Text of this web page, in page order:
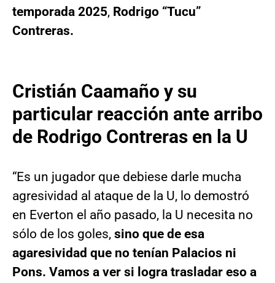
temporada 2025, Rodrigo “Tucu”
Contreras.
Cristián Caamaño y su
particular reacción ante arribo
de Rodrigo Contreras en la U
“Es un jugador que debiese darle mucha
agresividad al ataque de la U, lo demostró
en Everton el año pasado, la U necesita no
sólo de los goles, sino que de esa
agaresividad que no tenían Palacios ni
Pons. Vamos a ver si logra trasladar eso a